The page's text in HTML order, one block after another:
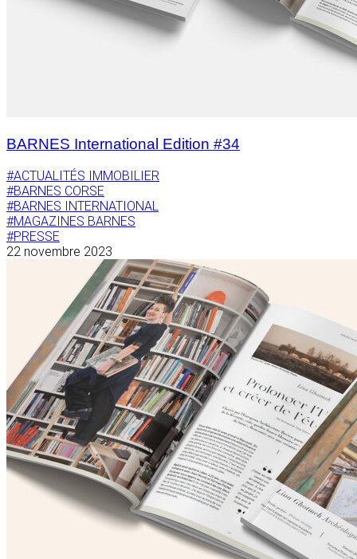
BARNES International Edition #34
#ACTUALITÉS IMMOBILIER
#BARNES CORSE
#BARNES INTERNATIONAL
#MAGAZINES BARNES
#PRESSE
22 novembre 2023